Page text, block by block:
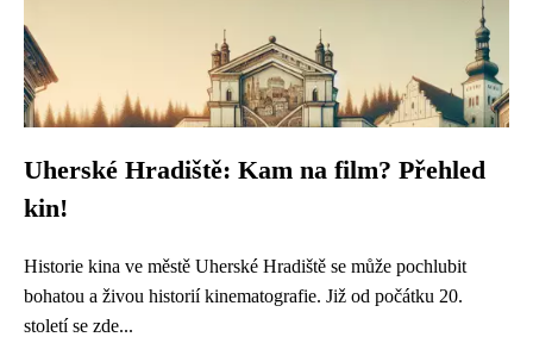
Uherské Hradiště: Kam na film? Přehled
kin!
Historie kina ve městě Uherské Hradiště se může pochlubit
bohatou a živou historií kinematografie. Již od počátku 20.
století se zde...